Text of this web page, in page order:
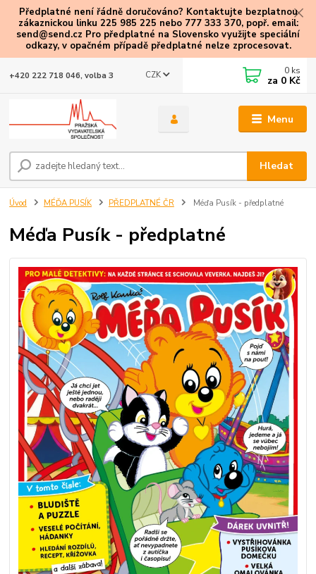
Předplatné není řádně doručováno? Kontaktujte bezplatnou
zákaznickou linku 225 985 225 nebo 777 333 370, popř. email:
send@send.cz Pro předplatné na Slovensko využijte speciální
odkazy, v opačném případě předplatné nelze zprocesovat.
Menu
CZK
Hledat
+420 222 718 046, volba 3 0 ks
za 0 Kč
Úvod MÉĎA PUSÍK PŘEDPLATNÉ ČR Méďa Pusík - předplatné
Méďa Pusík - předplatné